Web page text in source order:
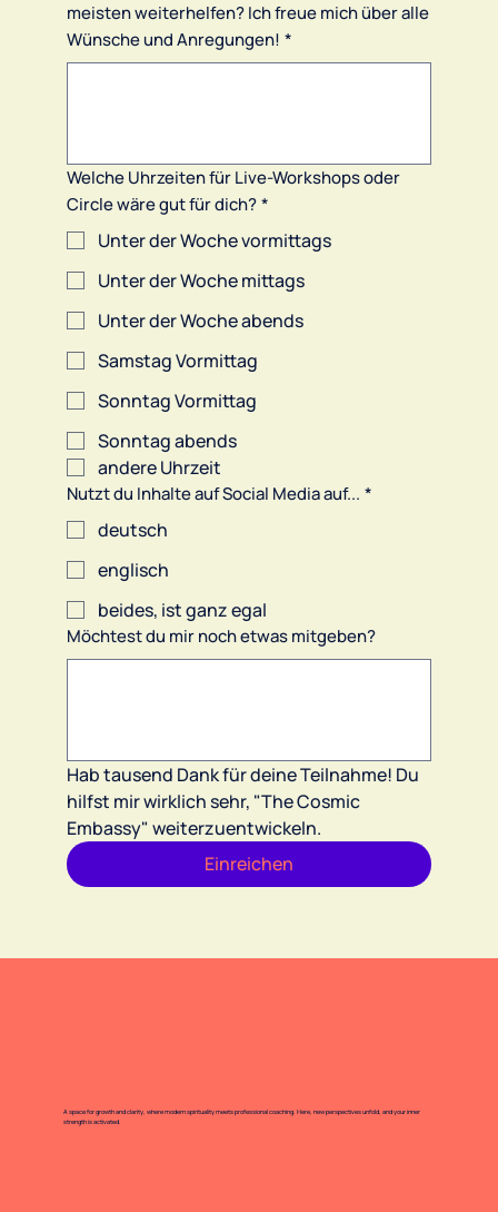
meisten weiterhelfen? Ich freue mich über alle
Wünsche und Anregungen! *
Welche Uhrzeiten für Live-Workshops oder
Circle wäre gut für dich?*
Unter der Woche vormittags
Unter der Woche mittags
Unter der Woche abends
Samstag Vormittag
Sonntag Vormittag
Sonntag abends
andere Uhrzeit
Nutzt du Inhalte auf Social Media auf... *
deutsch
englisch
beides, ist ganz egal
Möchtest du mir noch etwas mitgeben?
Hab tausend Dank für deine Teilnahme! Du
hilfst mir wirklich sehr, "The Cosmic
Embassy" weiterzuentwickeln.
Einreichen
A space for growth and clarity, where modern spirituality meets professional coaching. Here, new perspectives unfold, and your inner
strength is activated.